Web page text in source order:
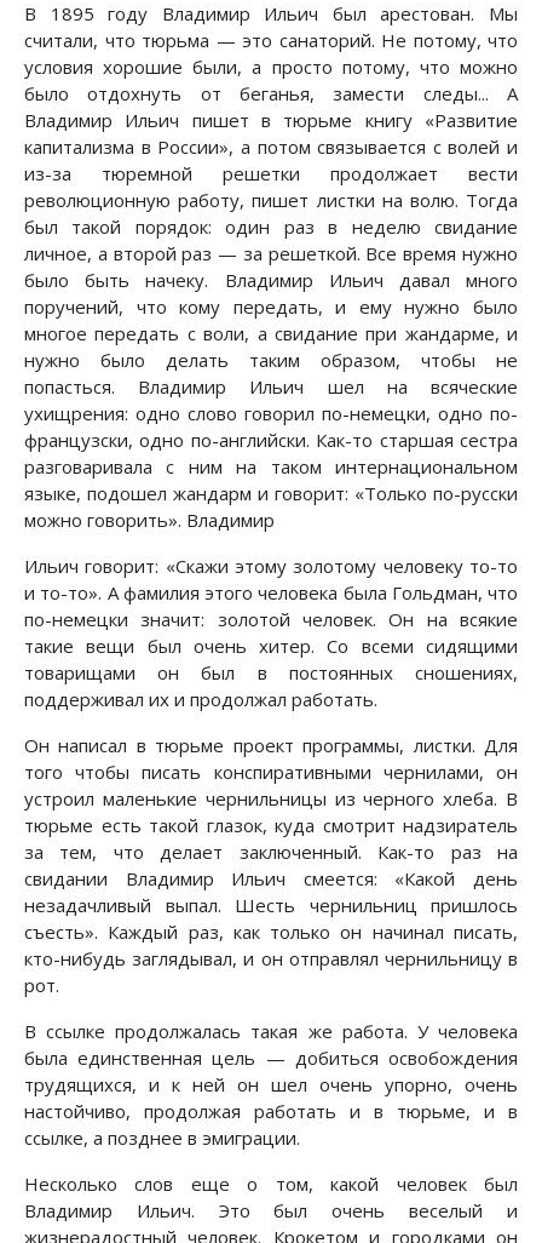
В 1895 году Владимир Ильич был арестован. Мы
считали, что тюрьма — это санаторий. Не потому, что
условия хорошие были, а просто потому, что можно
было отдохнуть от беганья, замести следы... А
Владимир Ильич пишет в тюрьме книгу «Развитие
капитализма в России», а потом связывается с волей и
из-за тюремной решетки продолжает вести
революционную работу, пишет листки на волю. Тогда
был такой порядок: один раз в неделю свидание
личное, а второй раз — за решеткой. Все время нужно
было быть начеку. Владимир Ильич давал много
поручений, что кому передать, и ему нужно было
многое передать с воли, а свидание при жандарме, и
нужно было делать таким образом, чтобы не
попасться. Владимир Ильич шел на всяческие
ухищрения: одно слово говорил по-немецки, одно по-
французски, одно по-английски. Как-то старшая сестра
разговаривала с ним на таком интернациональном
языке, подошел жандарм и говорит: «Только по-русски
можно говорить». Владимир
Ильич говорит: «Скажи этому золотому человеку то-то
и то-то». А фамилия этого человека была Гольдман, что
по-немецки значит: золотой человек. Он на всякие
такие вещи был очень хитер. Со всеми сидящими
товарищами он был в постоянных сношениях,
поддерживал их и продолжал работать.
Он написал в тюрьме проект программы, листки. Для
того чтобы писать конспиративными чернилами, он
устроил маленькие чернильницы из черного хлеба. В
тюрьме есть такой глазок, куда смотрит надзиратель
за тем, что делает заключенный. Как-то раз на
свидании Владимир Ильич смеется: «Какой день
незадачливый выпал. Шесть чернильниц пришлось
съесть». Каждый раз, как только он начинал писать,
кто-нибудь заглядывал, и он отправлял чернильницу в
рот.
В ссылке продолжалась такая же работа. У человека
была единственная цель — добиться освобождения
трудящихся, и к ней он шел очень упорно, очень
настойчиво, продолжая работать и в тюрьме, и в
ссылке, а позднее в эмиграции.
Несколько слов еще о том, какой человек был
Владимир Ильич. Это был очень веселый и
жизнерадостный человек. Крокетом и городками он